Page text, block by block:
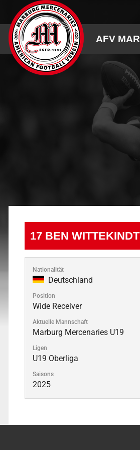
content
AFV
17 BEN WITTEKINDT
Nationalität
Deutschland
Position
Wide Receiver
Aktuelle Mannschaft
Marburg Mercenaries U19
Ligen
U19 Oberliga
Saisons
2025